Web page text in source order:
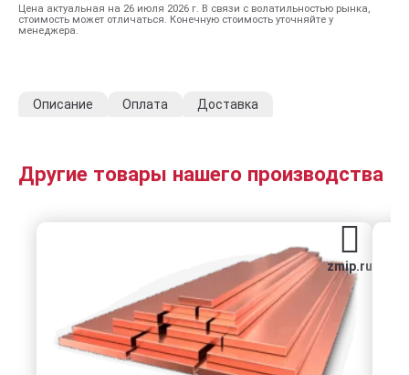
Цена актуальная на 26 июля 2026 г. В связи с волатильностью рынка,
стоимость может отличаться. Конечную стоимость уточняйте у
менеджера.
Описание Оплата Доставка
Другие товары нашего производства
zmip.ru